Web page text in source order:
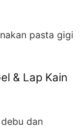
pasta gigi
& Lap Kain
dan